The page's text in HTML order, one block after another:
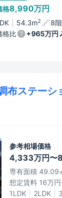
格8,990万円
54.3m2 8階
格比
+965万円
布ステーシ
参考相場価格
4,333万円〜
専有面積 49.09
想定賃料 16万
1LDK
2LDK